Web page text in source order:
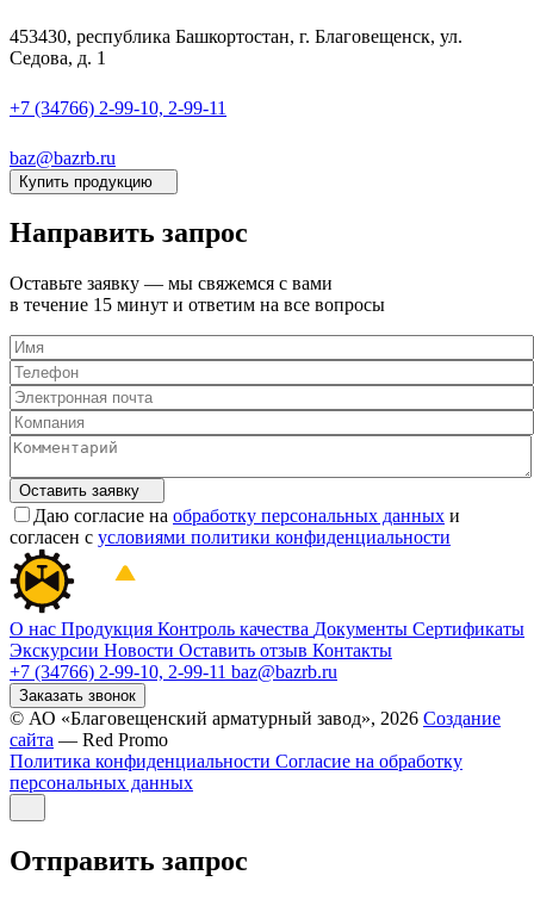
453430, республика Башкортостан, г. Благовещенск, ул.
Седова, д. 1
+7 (34766) 2-99-10, 2-99-11
baz@bazrb.ru
Купить продукцию
Направить запрос
Оставьте заявку — мы свяжемся с вами
в течение 15 минут и ответим на все вопросы
Оставить заявку
Даю согласие на обработку персональных данных и
согласен с условиями политики конфиденциальности
О нас Продукция Контроль качества Документы Сертификаты
Экскурсии Новости Оставить отзыв Контакты
+7 (34766) 2-99-10, 2-99-11 baz@bazrb.ru
Заказать звонок
© АО «Благовещенский арматурный завод», 2026 Создание
сайта — Red Promo
Политика конфиденциальности Согласие на обработку
персональных данных
Отправить запрос